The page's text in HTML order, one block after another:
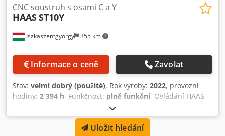
Iszkaszentgyörgy 355 km
CNC soustruh s osami C a Y
HAASST10Y
Informace o ceně Zavolat
Stav: velmi dobrý (použité), Rok výroby: 2022, provozní
hodiny: 2 394 h, Funkčnost: plně funkční, Ovládání HAAS
Oběžný průměr 641 mm Oběžný průměr nad suportem
413 mm Max. průměr soustružení 229 mm Max. délka
soustružení 356 mm Dkedpfxswvf Thj Aczjr Pojezd v ose X
Uložit hledání